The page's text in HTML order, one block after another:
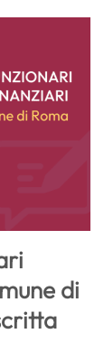
di